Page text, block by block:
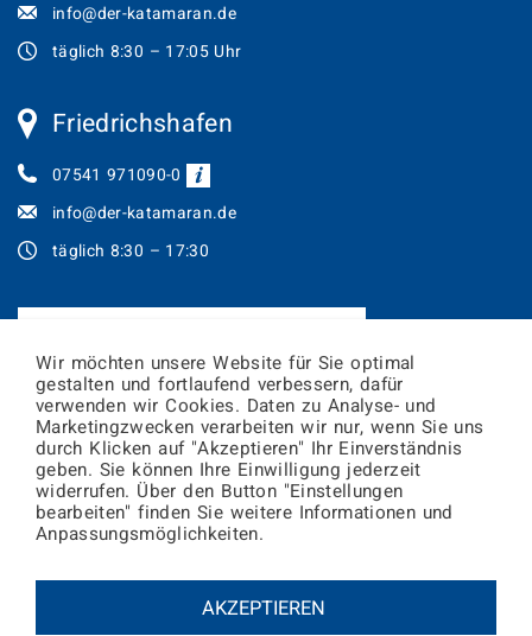
info@der-katamaran.de
täglich 8:30 – 17:05 Uhr
Friedrichshafen
07541 971090-0
info@der-katamaran.de
täglich 8:30 – 17:30
Newsletter abonnieren
Mail
Adresse
Zur
Wettervorschau
Friedrichshafen
Konstanz
17°
19°
Wir möchten unsere Website für Sie optimal
gestalten und fortlaufend verbessern, dafür
verwenden wir Cookies. Daten zu Analyse- und
Marketingzwecken verarbeiten wir nur, wenn Sie uns
durch Klicken auf "Akzeptieren" Ihr Einverständnis
geben. Sie können Ihre Einwilligung jederzeit
widerrufen. Über den Button "Einstellungen
bearbeiten" finden Sie weitere Informationen und
Anpassungsmöglichkeiten.
AKZEPTIEREN